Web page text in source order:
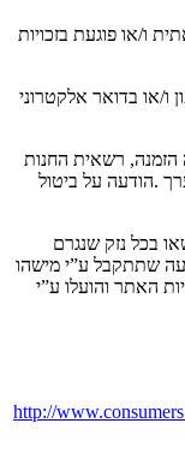
ו/או פוגעת בזכויות
ו/או בדואר אלקטרוני
רשאית החנות
.הודעה על ביטול
בכל נזק שנגרם
שתתקבל ע”י מישהו
האתר והועלו ע”י
http://